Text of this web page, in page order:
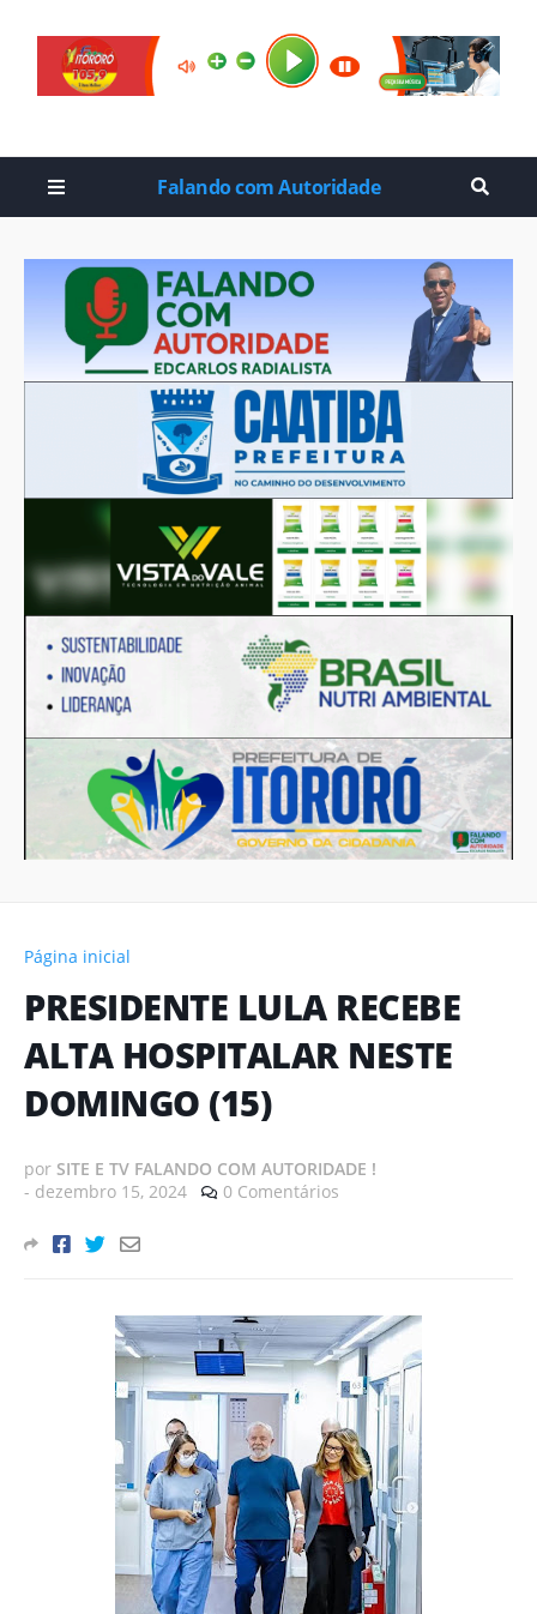
Falando com Autoridade
Página inicial
PRESIDENTE LULA RECEBE
ALTA HOSPITALAR NESTE
DOMINGO (15)
por SITE E TV FALANDO COM AUTORIDADE !
- dezembro 15, 2024 0 Comentários